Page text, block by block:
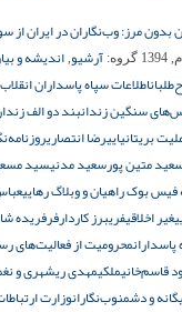
بدون مرز: وب‌نگاران در ایران
گروه: آرشیو, اندیشه و
اطلاعات سپاه پاسداران
سنگین زندانبند دو الف
بریتانیاییرضا انتصاری
متین پورسعید مدنیسید
بوک راهیان و وبلاگ رهایی
غیر اخلاقیفریبرز کاردارفرفریده
محرومیت از فعالیت‌های
قاسم‌خانیملکیمهدی ریشهری و
و دشمنوب‌نگارانوزارت